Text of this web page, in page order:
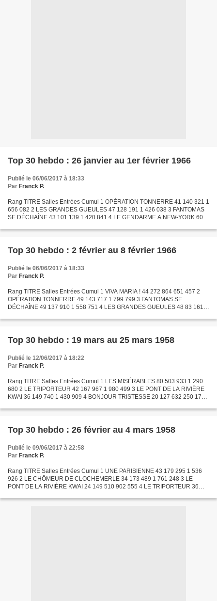
Top 30 hebdo : 26 janvier au 1er février 1966
Publié le 06/06/2017 à 18:33
Par Franck P.
Rang TITRE Salles Entrées Cumul 1 OPÉRATION TONNERRE 41 140 321 1
656 082 2 LES GRANDES GUEULES 47 128 191 1 426 038 3 FANTOMAS
SE DÉCHAÎNE 43 101 139 1 420 841 4 LE GENDARME A NEW-YORK 60
Top 30 hebdo : 2 février au 8 février 1966
Publié le 06/06/2017 à 18:33
Par Franck P.
Rang TITRE Salles Entrées Cumul 1 VIVA MARIA ! 44 272 864 651 457 2
OPÉRATION TONNERRE 49 143 717 1 799 799 3 FANTOMAS SE
DÉCHAÎNE 49 137 910 1 558 751 4 LES GRANDES GUEULES 48 83 161 1
CAMILLO...
Top 30 hebdo : 19 mars au 25 mars 1958
Publié le 12/06/2017 à 18:22
Par Franck P.
Rang TITRE Salles Entrées Cumul 1 LES MISÉRABLES 80 503 933 1 290
680 2 LE TRIPORTEUR 42 167 967 1 980 499 3 LE PONT DE LA RIVIÈRE
KWAI 36 149 740 1 430 909 4 BONJOUR TRISTESSE 20 127 632 250 174
Top 30 hebdo : 26 février au 4 mars 1958
Publié le 09/06/2017 à 22:58
Par Franck P.
Rang TITRE Salles Entrées Cumul 1 UNE PARISIENNE 43 179 295 1 536
926 2 LE CHÔMEUR DE CLOCHEMERLE 34 173 489 1 761 248 3 LE
PONT DE LA RIVIÈRE KWAI 24 149 510 902 555 4 LE TRIPORTEUR 36
19...